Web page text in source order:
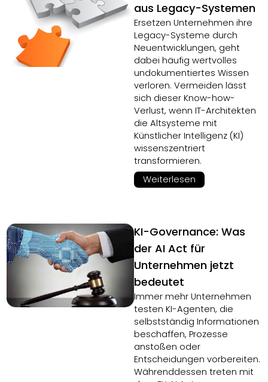
aus Legacy-Systemen
Ersetzen Unternehmen ihre
Legacy-Systeme durch
Neuentwicklungen, geht
dabei häufig wertvolles
undokumentiertes Wissen
verloren. Vermeiden lässt
sich dieser Know-how-
Verlust, wenn IT-Architekten
die Altsysteme mit
Künstlicher Intelligenz (KI)
wissenszentriert
transformieren.
Weiterlesen
KI-Governance: Was
der AI Act für
Unternehmen jetzt
bedeutet
Immer mehr Unternehmen
testen KI-Agenten, die
selbstständig Informationen
beschaffen, Prozesse
anstoßen oder
Entscheidungen vorbereiten.
Währenddessen treten mit